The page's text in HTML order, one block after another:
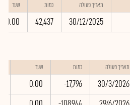
תאריך פעולה כמות שער
30/12/2025
42,437
0.00
תאריך פעולה כמות שער
30/3/2026
-17,796
0.00